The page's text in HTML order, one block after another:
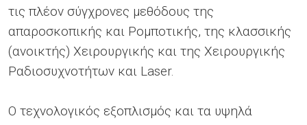
τις πλέον σύγχρονες μεθόδους της
απαροσκοπικής και Ρομποτικής, της κλασσικής
(ανοικτής) Χειρουργικής και της Χειρουργικής
Ραδιοσυχνοτήτων και Laser.
Ο τεχνολογικός εξοπλισμός και τα υψηλά